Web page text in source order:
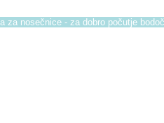
za nosečnice - za dobro počutje